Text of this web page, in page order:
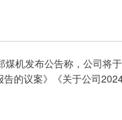
机发布公告称，公司将
的议案》《关于公司